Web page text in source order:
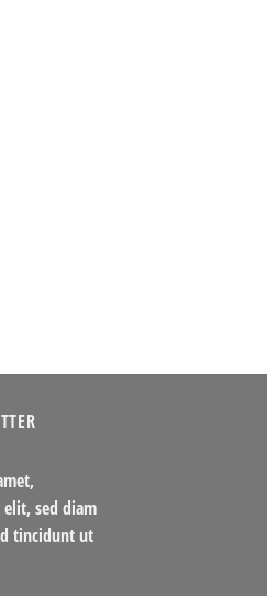
elit, sed diam
tincidunt ut